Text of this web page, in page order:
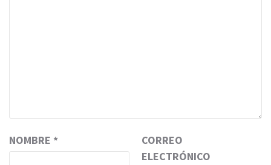
NOMBRE *
CORREO
ELECTRÓNICO